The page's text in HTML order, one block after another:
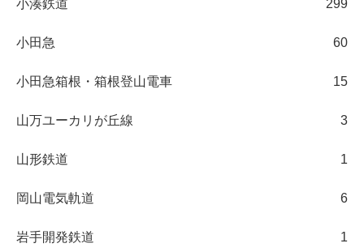
小湊鉄道 299
小田急 60
小田急箱根・箱根登山電車 15
山万ユーカリが丘線 3
山形鉄道 1
岡山電気軌道 6
岩手開発鉄道 1